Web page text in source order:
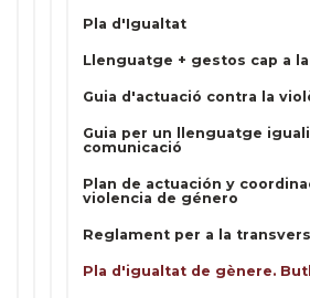
Pla d'Igualtat
Llenguatge + gestos cap a
Guia d'actuació contra la
Guia per un llenguatge
comunicació
Plan de actuación y
violencia de género
Reglament per a la
Pla d'igualtat de gènere.